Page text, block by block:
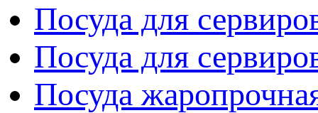
Посуда для
Посуда для
Посуда